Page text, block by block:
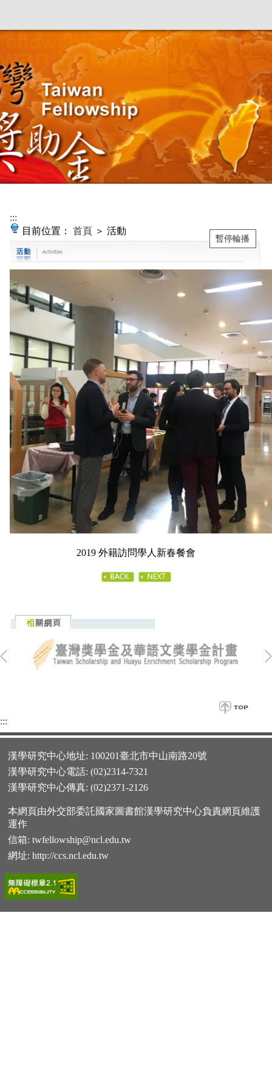
:::
目前位置： 首頁 ＞ 活動
2019 外籍訪問學人新春餐會
暫停輪播
:::
漢學研究中心地址: 100201臺北市中山南路20號
漢學研究中心電話: (02)2314-7321
漢學研究中心傳真: (02)2371-2126
本網頁由外交部委託國家圖書館漢學研究中心負責網頁維護
運作
信箱: twfellowship@ncl.edu.tw
網址: http://ccs.ncl.edu.tw